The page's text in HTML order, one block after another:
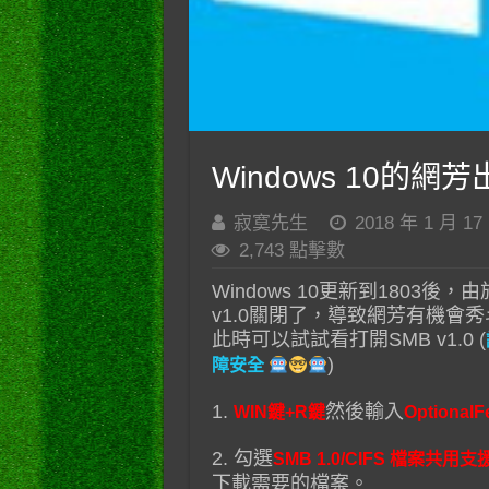
Windows 10的網芳
寂寞先生
2018 年 1 月 17
2,743 點擊數
Windows 10更新到1803後，
v1.0關閉了，導致網芳有機會
此時可以試試看打開SMB v1.0 (
障安全
)
1. WIN鍵+R鍵然後輸入
2. 勾選SMB 1.0/CIFS 檔案共用支
下載需要的檔案。